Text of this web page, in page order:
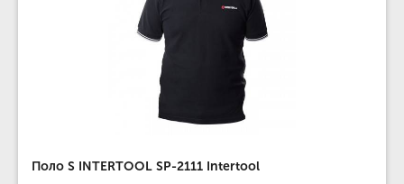
Поло S INTERTOOL SP-2111 Intertool